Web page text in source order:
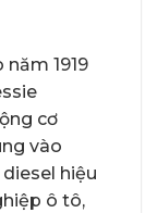
1919
cơ
vào
hiệu
ô tô,